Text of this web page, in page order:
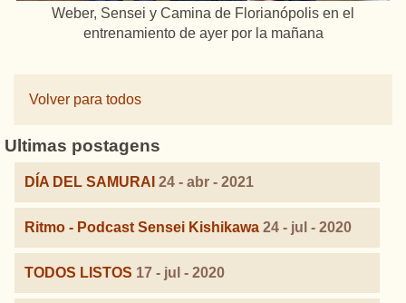
Weber, Sensei y Camina de Florianópolis en el
entrenamiento de ayer por la mañana
Volver para todos
Ultimas postagens
DÍA DEL SAMURAI 24 - abr - 2021
Ritmo - Podcast Sensei Kishikawa 24 - jul - 2020
TODOS LISTOS 17 - jul - 2020